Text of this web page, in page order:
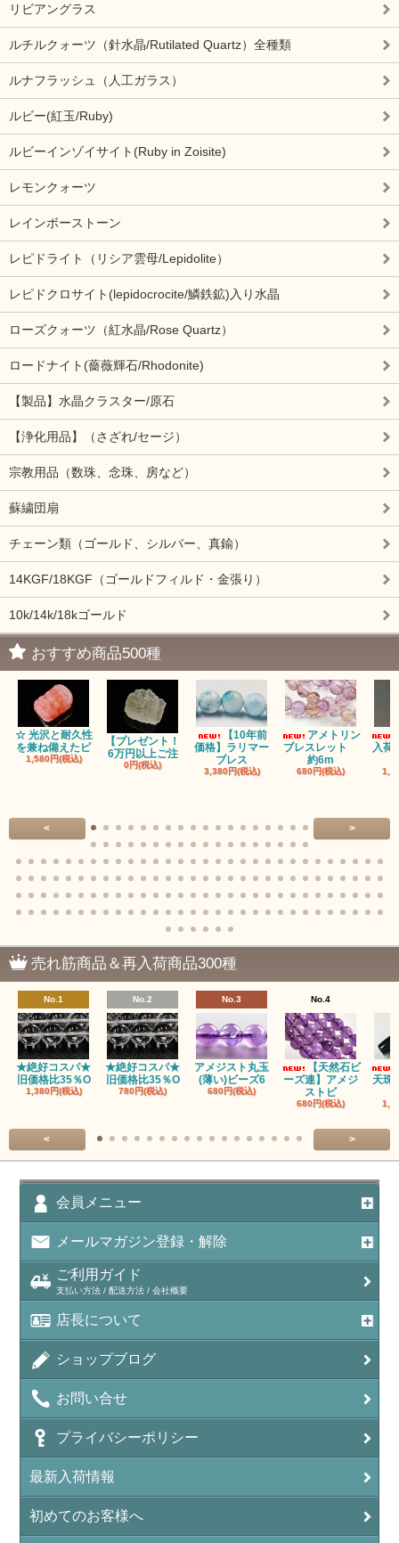
リビアングラス
ルチルクォーツ（針水晶/Rutilated Quartz）全種類
ルナフラッシュ（人工ガラス）
ルビー(紅玉/Ruby)
ルビーインゾイサイト(Ruby in Zoisite)
レモンクォーツ
レインボーストーン
レピドライト（リシア雲母/Lepidolite）
レピドクロサイト(lepidocrocite/鱗鉄鉱)入り水晶
ローズクォーツ（紅水晶/Rose Quartz）
ロードナイト(薔薇輝石/Rhodonite)
【製品】水晶クラスター/原石
【浄化用品】（さざれ/セージ）
宗教用品（数珠、念珠、房など）
蘇繍団扇
チェーン類（ゴールド、シルバー、真鍮）
14KGF/18KGF（ゴールドフィルド・金張り）
10k/14k/18kゴールド
おすすめ商品500種
☆ 光沢と耐久性
を兼ね備えたピ
1,580円(税込)
【プレゼント！
6万円以上ご注
0円(税込)
【10年前
価格】ラリマー
ブレス
3,380円(税込)
アメトリン
ブレスレット
約6m
680円(税込)
入荷
< >
売れ筋商品＆再入荷商品300種
No.1
★絶好コスパ★
旧価格比35％O
1,380円(税込)
No.2
★絶好コスパ★
旧価格比35％O
780円(税込)
No.3
アメジスト丸玉
(薄い)ビーズ6
680円(税込)
No.4
【天然石ビ
ーズ連】アメジ
ストビ
680円(税込)
天珠
< >
会員メニュー
メールマガジン登録・解除
ご利用ガイド
支払い方法 / 配送方法 / 会社概要
店長について
ショップブログ
お問い合せ
プライバシーポリシー
最新入荷情報
初めてのお客様へ